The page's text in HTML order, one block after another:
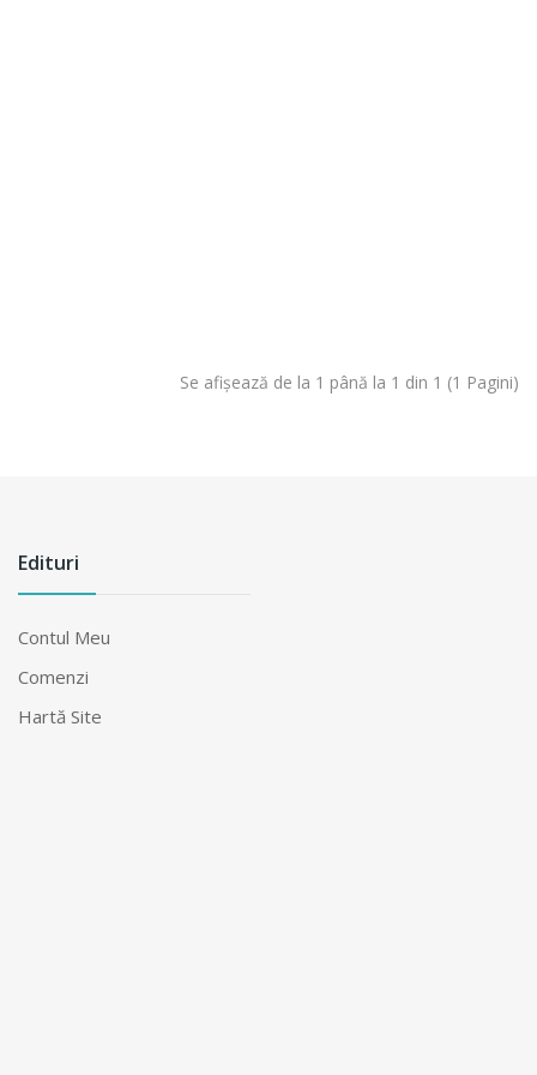
Se afişează de la 1 până la 1 din 1 (1 Pagini)
Edituri
Contul Meu
Comenzi
Hartă Site